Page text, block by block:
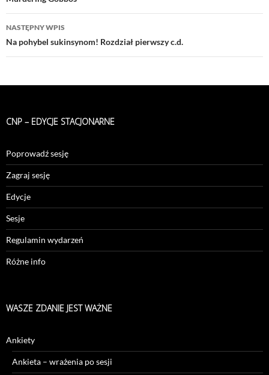
NASTĘPNY WPIS
Na pohybel sukinsynom! Rozdział pierwszy c.d.
CNP – EDYCJE STACJONARNE
Poprowadź sesję
Zagraj sesję
Edycje
Sesje
Regulamin wydarzeń
Różne info
WASZE ZDANIE JEST WAŻNE
Ankiety
Ankieta – wrażenia po sesji